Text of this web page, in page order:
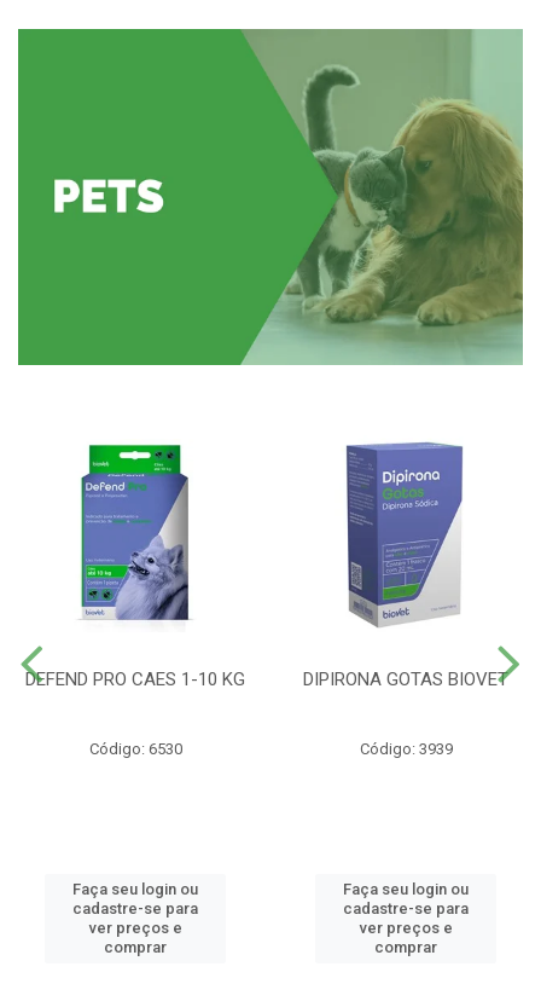
DEFEND PRO CAES 1-10 KG
Código: 6530
Faça seu login ou
cadastre-se para
ver preços e
comprar
DIPIRONA GOTAS BIOVET
Código: 3939
Faça seu login ou
cadastre-se para
ver preços e
comprar